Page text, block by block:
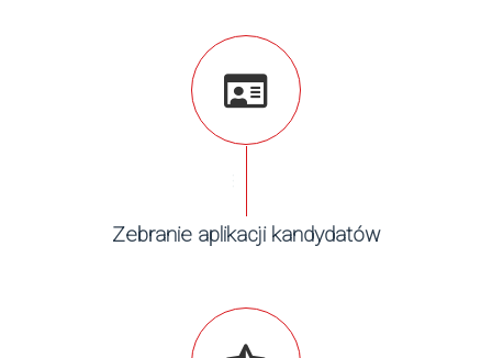
Zebranie aplikacji kandydatów